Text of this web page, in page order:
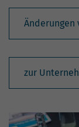
Änderungen
zur